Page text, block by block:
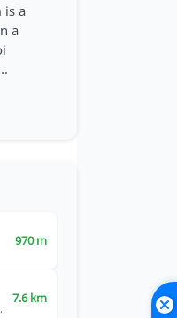
is a
a
970 m
7.6 km